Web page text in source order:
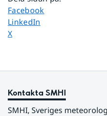
Dela sidan på
Facebook
Dela sidan på
LinkedIn
Dela sidan på
X
Kontakta SMHI
SMHI, Sveriges